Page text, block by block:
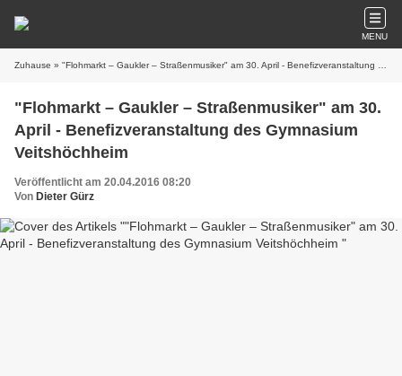
MENU
Zuhause » "Flohmarkt – Gaukler – Straßenmusiker" am 30. April - Benefizveranstaltung des Gymnasium Veitshöchheim
"Flohmarkt – Gaukler – Straßenmusiker" am 30.
April - Benefizveranstaltung des Gymnasium
Veitshöchheim
Veröffentlicht am 20.04.2016 08:20
Von Dieter Gürz